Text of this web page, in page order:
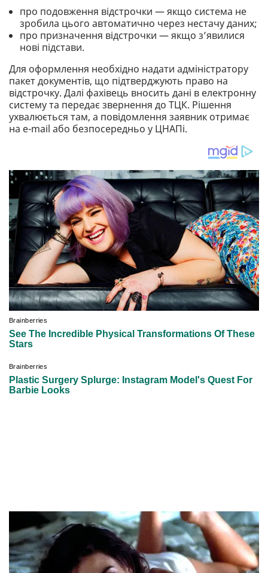
про подовження відстрочки — якщо система не
зробила цього автоматично через нестачу даних;
про призначення відстрочки — якщо з’явилися
нові підстави.
Для оформлення необхідно надати адміністратору
пакет документів, що підтверджують право на
відстрочку. Далі фахівець вносить дані в електронну
систему та передає звернення до ТЦК. Рішення
ухвалюється там, а повідомлення заявник отримає
на e-mail або безпосередньо у ЦНАПі.